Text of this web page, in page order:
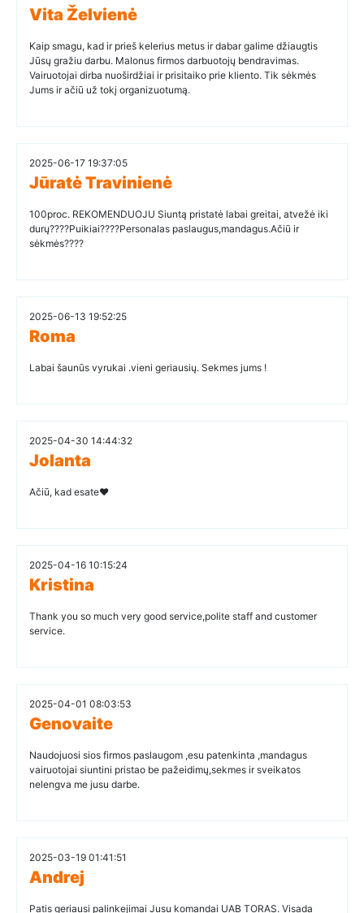
Vita Želvienė
Kaip smagu, kad ir prieš kelerius metus ir dabar galime džiaugtis
Jūsų gražiu darbu. Malonus firmos darbuotojų bendravimas.
Vairuotojai dirba nuoširdžiai ir prisitaiko prie kliento. Tik sėkmės
Jums ir ačiū už tokį organizuotumą.
2025-06-17 19:37:05
Jūratė Travinienė
100proc. REKOMENDUOJU Siuntą pristatė labai greitai, atvežė iki
durų????Puikiai????Personalas paslaugus,mandagus.Ačiū ir
sėkmės????
2025-06-13 19:52:25
Roma
Labai šaunūs vyrukai .vieni geriausių. Sekmes jums !
2025-04-30 14:44:32
Jolanta
Ačiū, kad esate❤️
2025-04-16 10:15:24
Kristina
Thank you so much very good service,polite staff and customer
service.
2025-04-01 08:03:53
Genovaite
Naudojuosi sios firmos paslaugom ,esu patenkinta ,mandagus
vairuotojai siuntini pristao be pažeidimų,sekmes ir sveikatos
nelengva me jusu darbe.
2025-03-19 01:41:51
Andrej
Patis geriausi palinkejimai Jusu komandai UAB TORAS. Visada